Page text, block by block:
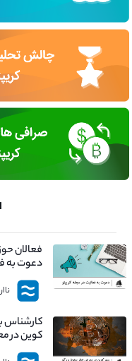
فعالان
دعوت به
کارشناس
کوین در
چیست؟